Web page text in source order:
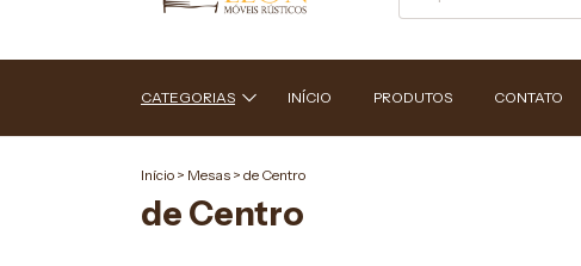
CATEGORIAS INÍCIO PRODUTOS CONTATO
Início > Mesas > de Centro
de Centro